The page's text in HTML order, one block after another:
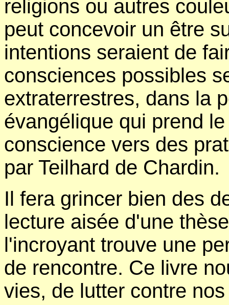
religions ou autres
peut concevoir un être
intentions seraient de
consciences possibles
extraterrestres, dans la
évangélique qui prend
conscience vers des
par Teilhard de Chardin.
Il fera grincer bien des
lecture aisée d'une
l'incroyant trouve une
de rencontre. Ce livre
vies, de lutter contre